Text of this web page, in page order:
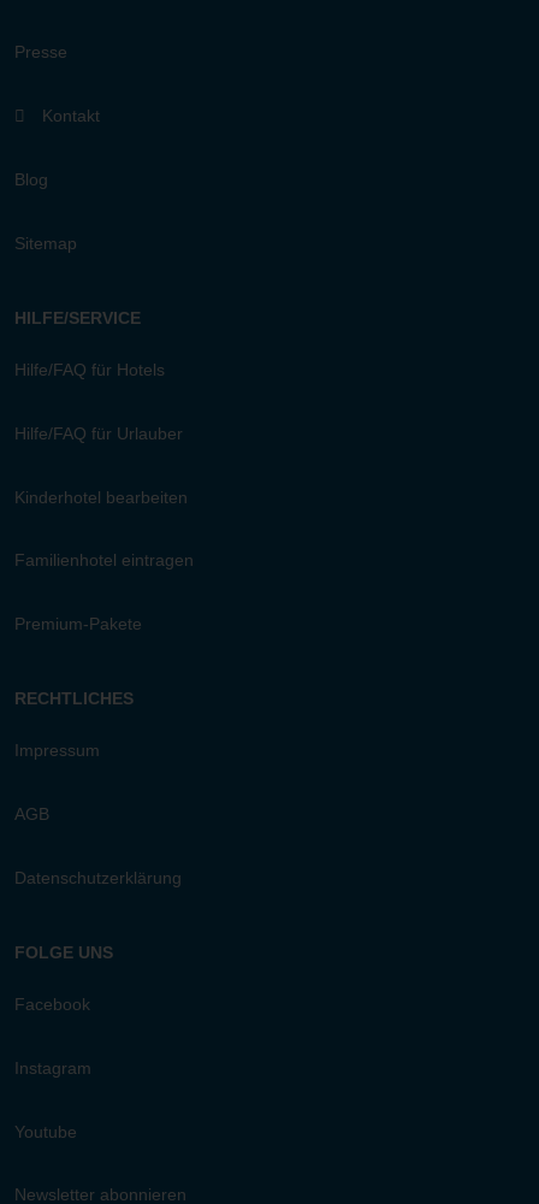
Presse
Kontakt
Blog
Sitemap
HILFE/SERVICE
Hilfe/FAQ für Hotels
Hilfe/FAQ für Urlauber
Kinderhotel bearbeiten
Familienhotel eintragen
Premium-Pakete
RECHTLICHES
Impressum
AGB
Datenschutzerklärung
FOLGE UNS
Facebook
Instagram
Youtube
Newsletter abonnieren